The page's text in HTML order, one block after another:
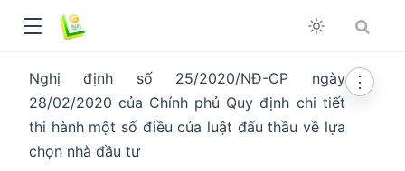
Nghị định số 25/2020/NĐ-CP ngày
28/02/2020 của Chính phủ Quy định chi tiết
thi hành một số điều của luật đấu thầu về lựa
chọn nhà đầu tư
⋮